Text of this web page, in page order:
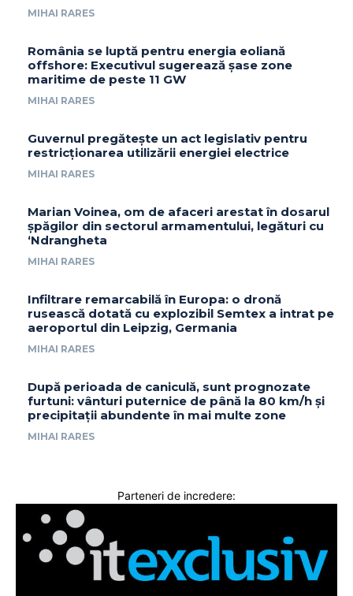
MIHAI RARES
România se luptă pentru energia eoliană
offshore: Executivul sugerează șase zone
maritime de peste 11 GW
MIHAI RARES
Guvernul pregătește un act legislativ pentru
restricționarea utilizării energiei electrice
MIHAI RARES
Marian Voinea, om de afaceri arestat în dosarul
șpăgilor din sectorul armamentului, legături cu
‘Ndrangheta
MIHAI RARES
Infiltrare remarcabilă în Europa: o dronă
rusească dotată cu explozibil Semtex a intrat pe
aeroportul din Leipzig, Germania
MIHAI RARES
După perioada de caniculă, sunt prognozate
furtuni: vânturi puternice de până la 80 km/h și
precipitații abundente în mai multe zone
MIHAI RARES
Parteneri de incredere: